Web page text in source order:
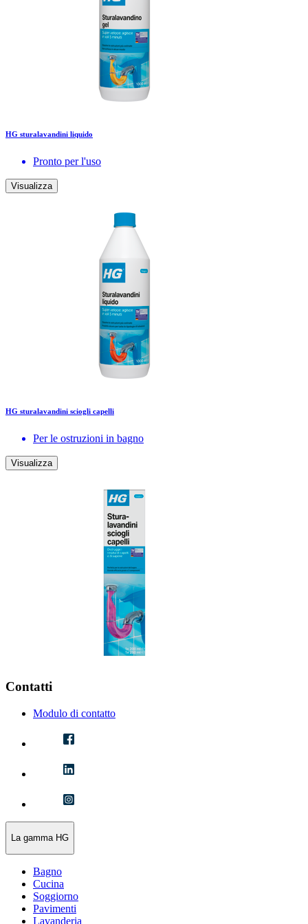
HG sturalavandini liquido
Pronto per l'uso
Visualizza
HG sturalavandini sciogli capelli
Per le ostruzioni in bagno
Visualizza
Contatti
Modulo di contatto
La gamma HG
Bagno
Cucina
Soggiorno
Pavimenti
Lavanderia